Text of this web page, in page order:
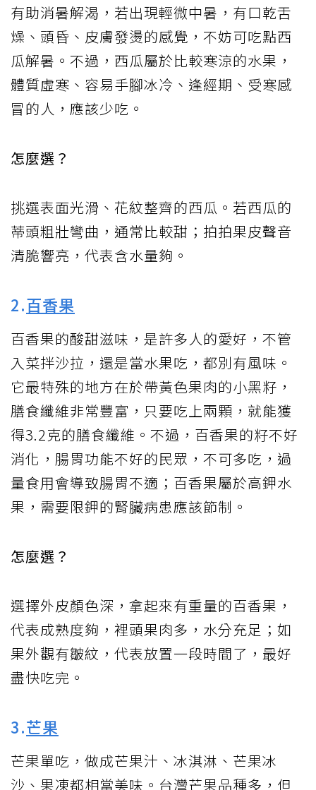
有助消暑解渴，若出現輕微中暑，有口乾舌
燥、頭昏、皮膚發燙的感覺，不妨可吃點西
瓜解暑。不過，西瓜屬於比較寒涼的水果，
體質虛寒、容易手腳冰冷、逢經期、受寒感
冒的人，應該少吃。
怎麼選？
挑選表面光滑、花紋整齊的西瓜。若西瓜的
蒂頭粗壯彎曲，通常比較甜；拍拍果皮聲音
清脆響亮，代表含水量夠。
2.百香果
百香果的酸甜滋味，是許多人的愛好，不管
入菜拌沙拉，還是當水果吃，都別有風味。
它最特殊的地方在於帶黃色果肉的小黑籽，
膳食纖維非常豐富，只要吃上兩顆，就能獲
得3.2克的膳食纖維。不過，百香果的籽不好
消化，腸胃功能不好的民眾，不可多吃，過
量食用會導致腸胃不適；百香果屬於高鉀水
果，需要限鉀的腎臟病患應該節制。
怎麼選？
選擇外皮顏色深，拿起來有重量的百香果，
代表成熟度夠，裡頭果肉多，水分充足；如
果外觀有皺紋，代表放置一段時間了，最好
盡快吃完。
3.芒果
芒果單吃，做成芒果汁、冰淇淋、芒果冰
沙、果凍都相當美味。台灣芒果品種多，但